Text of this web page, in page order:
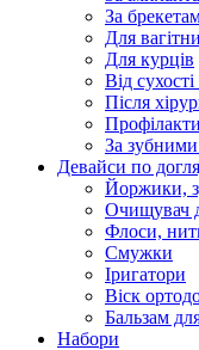
За
Для
Для курців
Від
Після
За
Девайси по
Йоржики,
Очищувач
Флоси,
Смужки
Іригатори
Віск
Бальзам
Набори